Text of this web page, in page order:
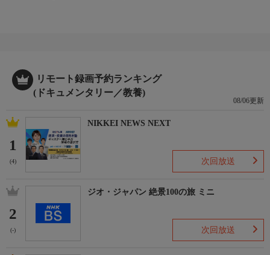
（自由記述）
キーワード２
リモート録画予約ランキング
(ドキュメンタリー／教養)
08/06更新
1
(4)
NIKKEI NEWS NEXT
次回放送
2
(-)
ジオ・ジャパン 絶景100の旅 ミニ
次回放送